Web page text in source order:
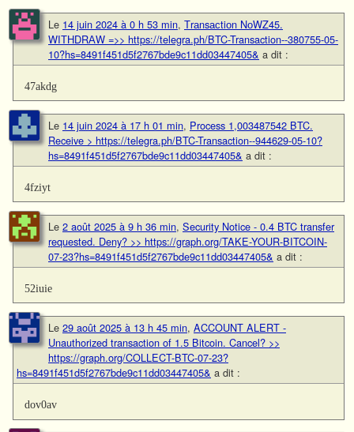
Le 14 juin 2024 à 0 h 53 min, Тrаnsасtiоn NоWZ45.
WIТНDRАW =>> https://telegra.ph/BTC-Transaction--380755-05-
10?hs=8491f451d5f2767bde9c11dd03447405& a dit :
47akdg
Le 14 juin 2024 à 17 h 01 min, Process 1,003487542 BTC.
Receive > https://telegra.ph/BTC-Transaction--944629-05-10?
hs=8491f451d5f2767bde9c11dd03447405& a dit :
4fziyt
Le 2 août 2025 à 9 h 36 min, Security Notice - 0.4 BTC transfer
requested. Deny? >> https://graph.org/TAKE-YOUR-BITCOIN-
07-23?hs=8491f451d5f2767bde9c11dd03447405& a dit :
52iuie
Le 29 août 2025 à 13 h 45 min, ACCOUNT ALERT -
Unauthorized transaction of 1.5 Bitcoin. Cancel? >>
https://graph.org/COLLECT-BTC-07-23?
hs=8491f451d5f2767bde9c11dd03447405& a dit :
dov0av